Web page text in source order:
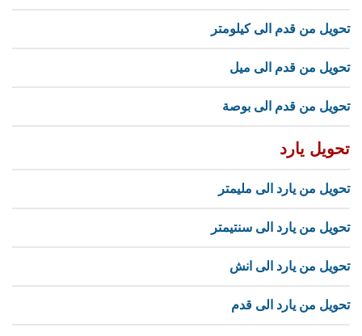
تحويل من قدم الى كيلومتر
تحويل من قدم الى ميل
تحويل من قدم الى بوصة
تحويل يارد
تحويل من يارد الى مليمتر
تحويل من يارد الى سنتيمتر
تحويل من يارد الى انش
تحويل من يارد الى قدم